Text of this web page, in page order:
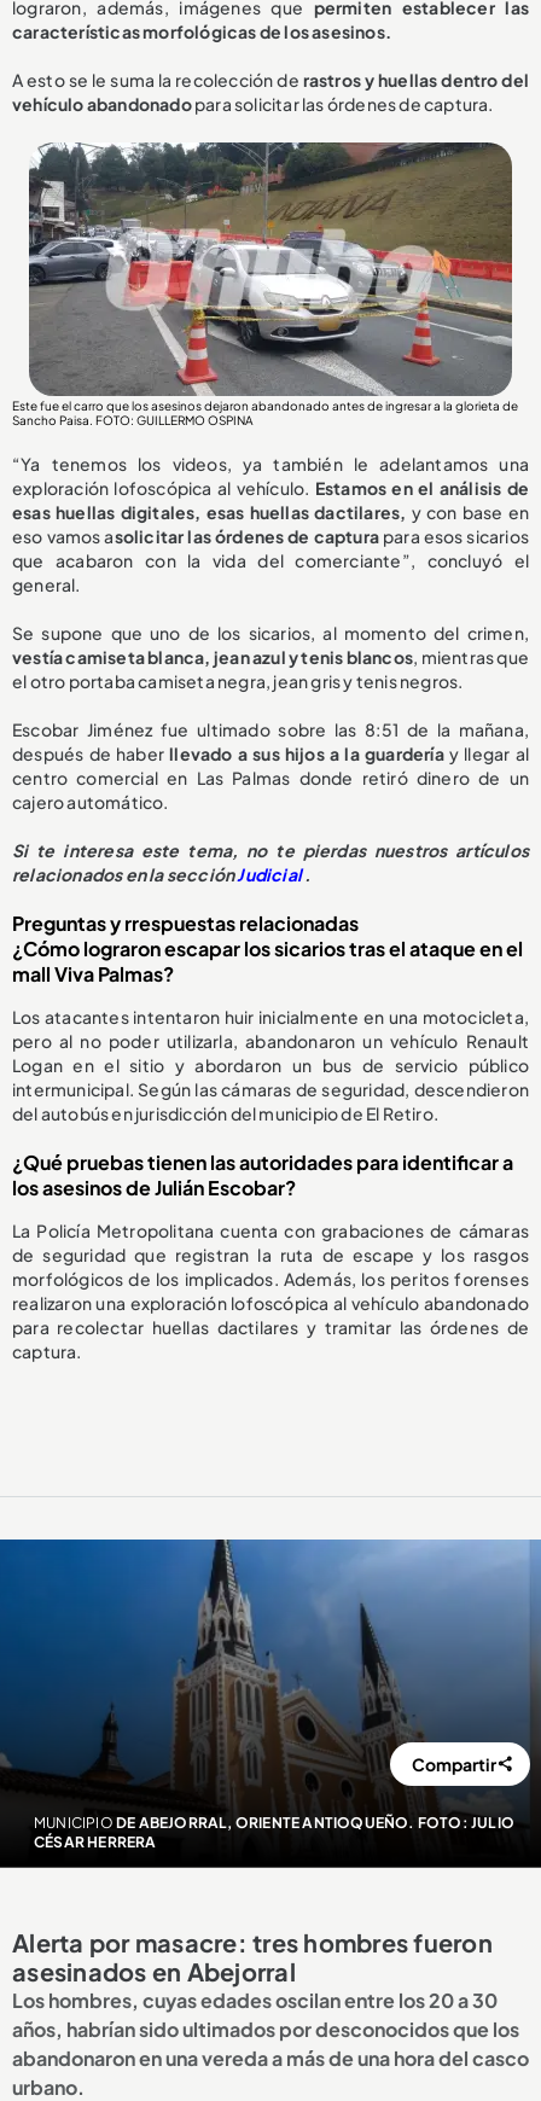
lograron, además, imágenes que permiten establecer las
características morfológicas de los asesinos.
A esto se le suma la recolección de rastros y huellas dentro del
vehículo abandonadopara solicitar las órdenes de captura.
Este fue el carro que los asesinos dejaron abandonado antes de ingresar a la glorieta de
Sancho Paisa. FOTO: GUILLERMO OSPINA
“Ya tenemos los videos, ya también le adelantamos una
exploración lofoscópica al vehículo. Estamos en el análisis de
esas huellas digitales, esas huellas dactilares, y con base en
eso vamos asolicitar las órdenes de captura para esos sicarios
que acabaron con la vida del comerciante”, concluyó el
general.
Se supone que uno de los sicarios, al momento del crimen,
vestía camiseta blanca, jean azul y tenis blancos , mientras que
el otro portaba camiseta negra, jean gris y tenis negros.
Escobar Jiménez fue ultimado sobre las 8:51 de la mañana,
después de haberllevado a sus hijos a la guarderíay llegar al
centro comercial en Las Palmas donde retiró dinero de un
cajero automático.
Si te interesa este tema, no te pierdas nuestros artículos
relacionados en la sección Judicial.
Preguntas y rrespuestas relacionadas
¿Cómo lograron escapar los sicarios tras el ataque en el
mall Viva Palmas?
Los atacantes intentaron huir inicialmente en una motocicleta,
pero al no poder utilizarla, abandonaron un vehículo Renault
Logan en el sitio y abordaron un bus de servicio público
intermunicipal. Según las cámaras de seguridad, descendieron
del autobús en jurisdicción del municipio de El Retiro.
¿Qué pruebas tienen las autoridades para identificar a
los asesinos de Julián Escobar?
La Policía Metropolitana cuenta con grabaciones de cámaras
de seguridad que registran la ruta de escape y los rasgos
morfológicos de los implicados. Además, los peritos forenses
realizaron una exploración lofoscópica al vehículo abandonado
para recolectar huellas dactilares y tramitar las órdenes de
captura.
MUNICIPIO DE ABEJORRAL, ORIENTE ANTIOQUEÑO. FOTO: JULIO
CÉSAR HERRERA
Compartir
Alerta por masacre: tres hombres fueron
asesinados en Abejorral
Los hombres, cuyas edades oscilan entre los 20 a 30
años, habrían sido ultimados por desconocidos que los
abandonaron en una vereda a más de una hora del casco
urbano.